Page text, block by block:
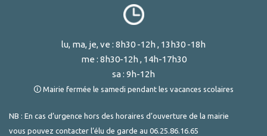
lu, ma, je, ve : 8h30 -12h , 13h30 -18h
me : 8h30-12h , 14h-17h30
sa : 9h-12h
🛈 Mairie fermée le samedi pendant les vacances scolaires
NB : En cas d’urgence hors des horaires d’ouverture de la mairie
vous pouvez contacter l’élu de garde au 06.25.86.16.65